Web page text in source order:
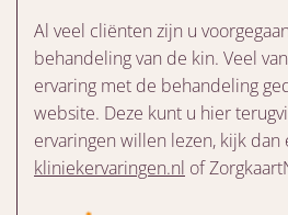
Al veel cliënten zijn u
behandeling van de kin. Veel
ervaring met de behandeling
website. Deze kunt u hier
ervaringen willen lezen, kijk dan
kliniekervaringen.nl of